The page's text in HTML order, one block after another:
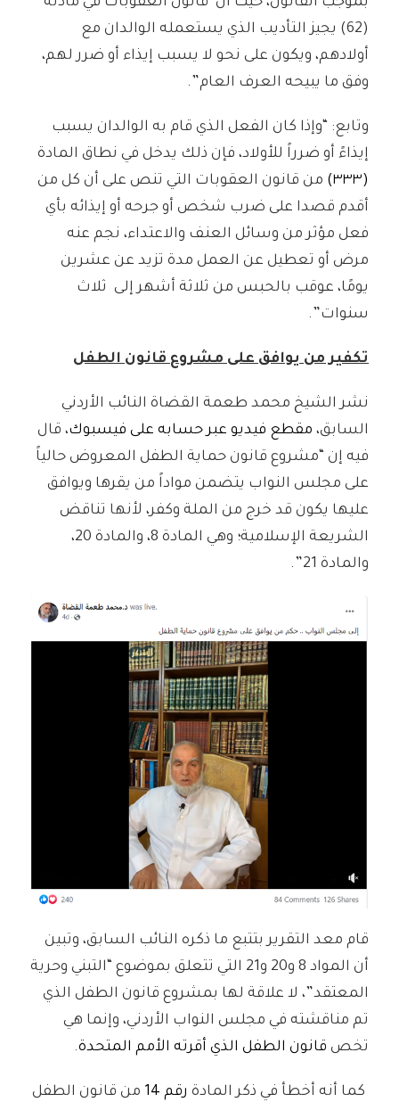
(62) يجيز التأديب الذي يستعمله الوالدان مع
أولادهم، ويكون على نحو لا يسبب إيذاء أو ضرر لهم،
وفق ما يبيحه العرف العام”.
وتابع: “وإذا كان الفعل الذي قام به الوالدان يسبب
إيذاءً أو ضرراً للأولاد، فإن ذلك يدخل في نطاق المادة
(٣٣٣)
من قانون العقوبات التي تنص على أن كل من
أقدم قصدا على ضرب شخص أو جرحه أو إيذائه بأي
فعل مؤثر من وسائل العنف والاعتداء، نجم عنه
مرض أو تعطيل عن العمل مدة تزيد عن عشرين
يومًا، عوقب بالحبس من ثلاثة أشهر إلى ثلاث
سنوات”.
تكفير من يوافق على مشروع قانون الطفل
نشر الشيخ محمد طعمة القضاة النائب الأردني
السابق، مقطع فيديو عبر حسابه على فيسبوك، قال
فيه إن “مشروع قانون حماية الطفل المعروض حالياً
على مجلس النواب يتضمن مواداً من يقرها ويوافق
عليها يكون قد خرج من الملة وكفر، لأنها تناقض
الشريعة الإسلامية؛ وهي المادة 8، والمادة 20،
والمادة 21”.
قام معد التقرير بتتبع ما ذكره النائب السابق، وتبين
أن المواد 8 و20 و21 التي تتعلق بموضوع “التبني وحرية
المعتقد”، لا علاقة لها بمشروع قانون الطفل الذي
تم مناقشته في مجلس النواب الأردني، وإنما هي
تخصقانون الطفل الذي أقرته الأمم المتحدة.
كما أنه أخطأ في ذكر المادة رقم 14
من قانون الطفل